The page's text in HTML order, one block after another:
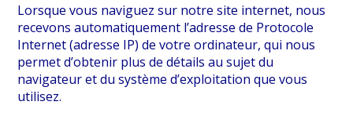
Lorsque vous naviguez sur notre site internet, nous
recevons automatiquement l’adresse de Protocole
Internet (adresse IP) de votre ordinateur, qui nous
permet d’obtenir plus de détails au sujet du
navigateur et du système d’exploitation que vous
utilisez.